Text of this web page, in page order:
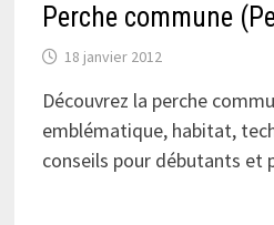
Perche commune
18 janvier 2012
Découvrez la perche
emblématique, habitat,
conseils pour débutants et